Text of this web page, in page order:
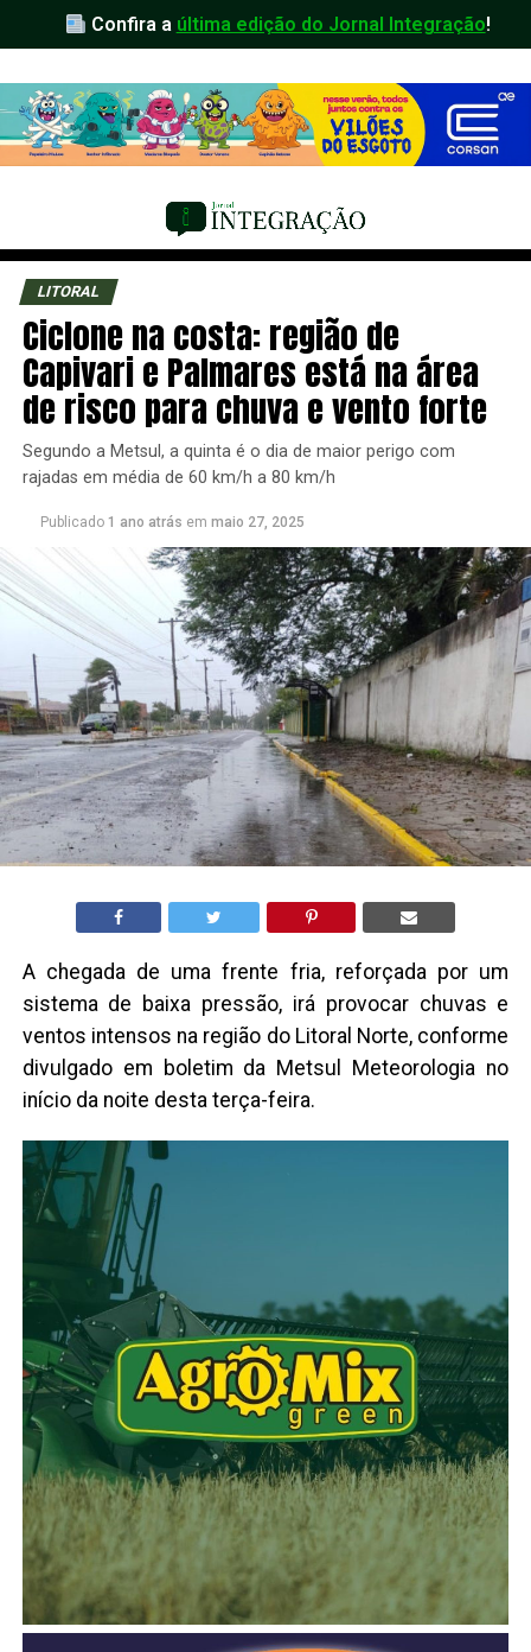
Confira a última edição do Jornal Integração!
LITORAL
Ciclone na costa: região de
Capivari e Palmares está na área
de risco para chuva e vento forte
Segundo a Metsul, a quinta é o dia de maior perigo com
rajadas em média de 60 km/h a 80 km/h
Publicado 1 ano atrás em maio 27, 2025
A chegada de uma frente fria, reforçada por um
sistema de baixa pressão, irá provocar chuvas e
ventos intensos na região do Litoral Norte, conforme
divulgado em boletim da Metsul Meteorologia no
início da noite desta terça-feira.